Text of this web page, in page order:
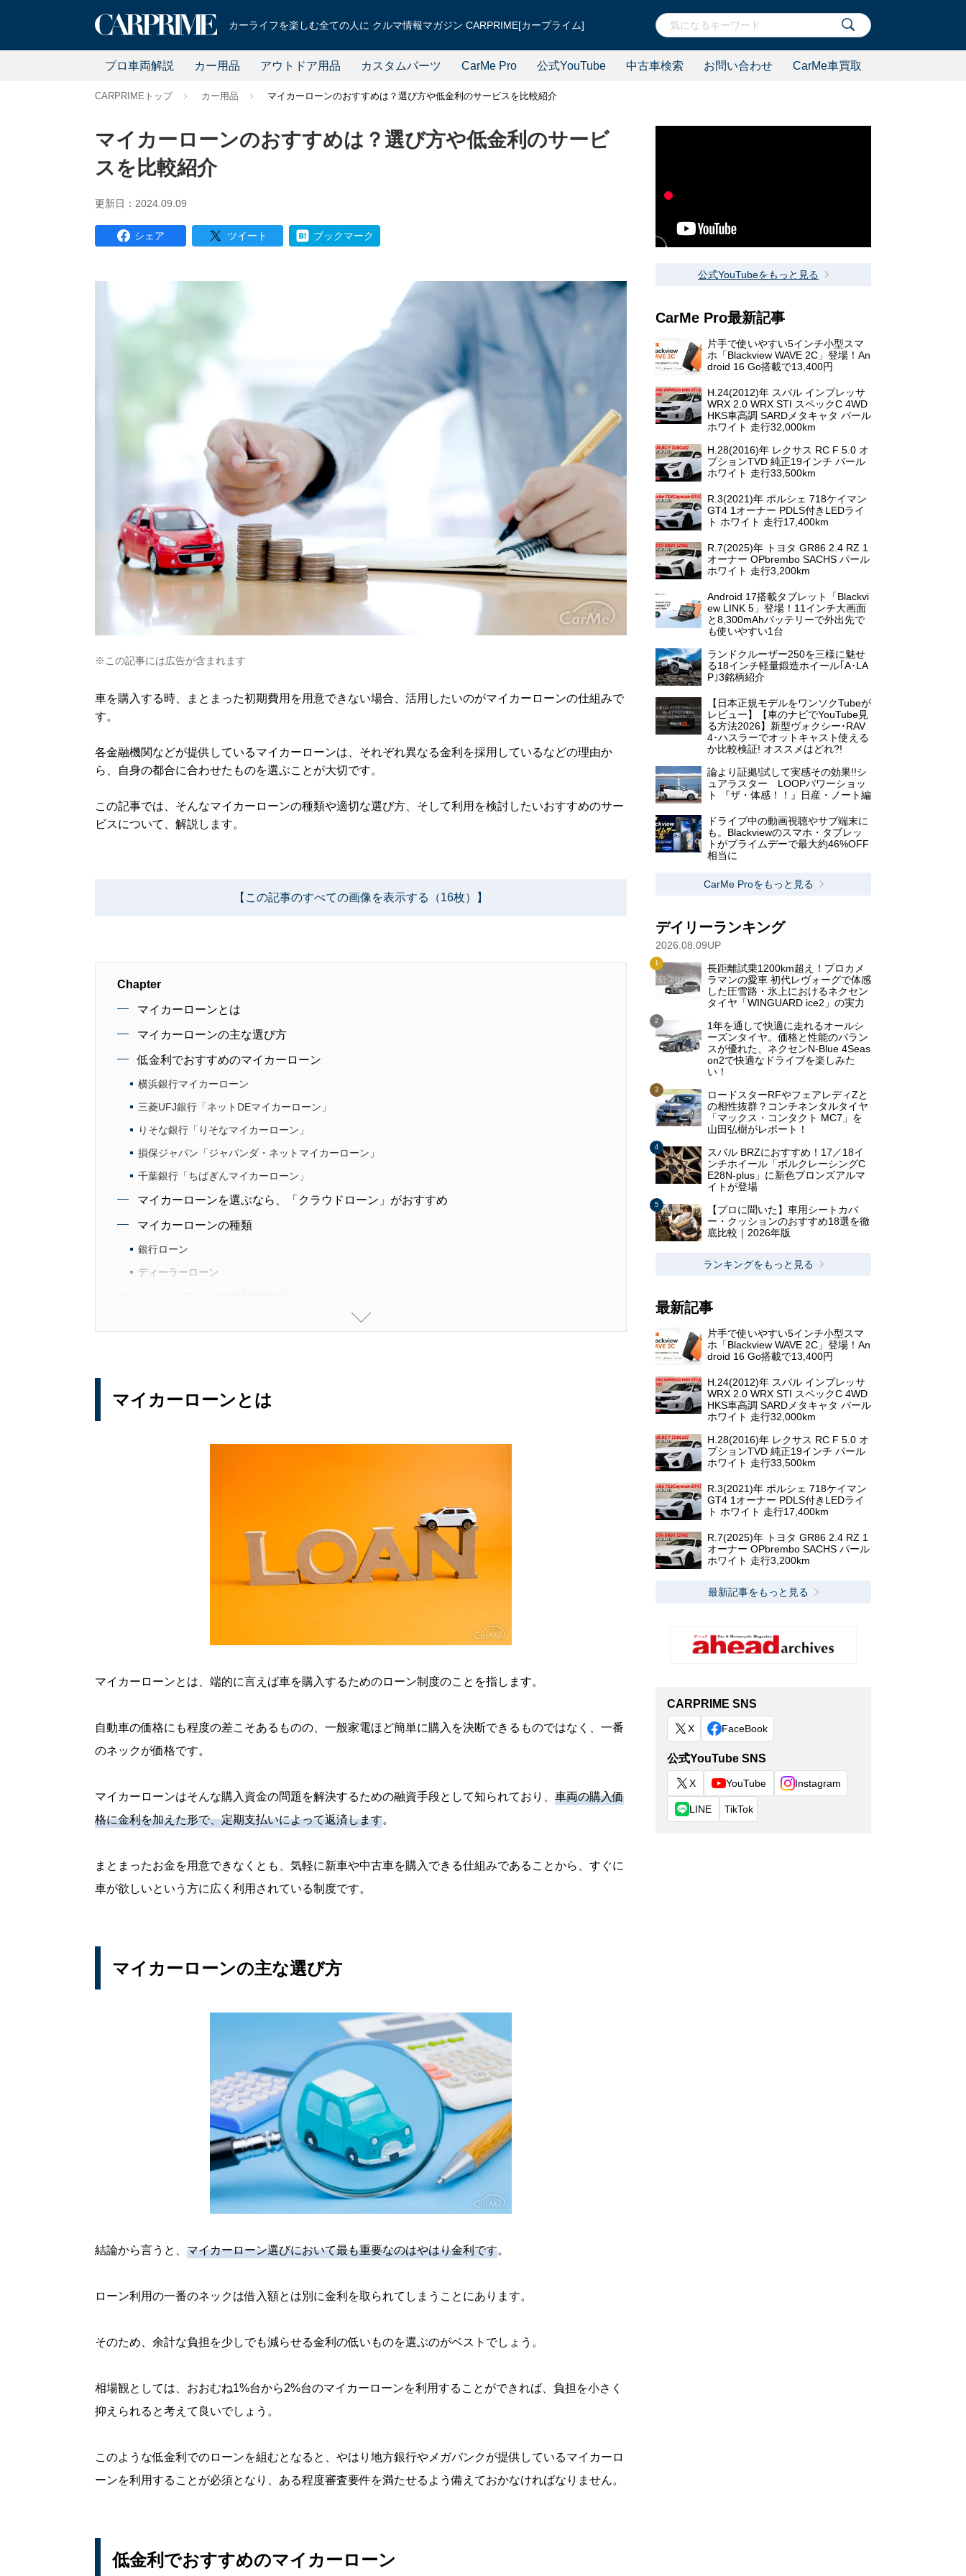
カーライフを楽しむ全ての人に クルマ情報マガジン CARPRIME[カープライム]
プロ車両解説 カー用品 アウトドア用品 カスタムパーツ CarMe Pro 公式YouTube 中古車検索 お問い合わせ CarMe車買取
CARPRIMEトップ カー用品 マイカーローンのおすすめは？選び方や低金利のサービスを比較紹介
マイカーローンのおすすめは？選び方や低金利のサービ
スを比較紹介
更新日：2024.09.09
シェア ツイート ブックマーク
※この記事には広告が含まれます
車を購入する時、まとまった初期費用を用意できない場合、活用したいのがマイカーローンの仕組みで
す。
各金融機関などが提供しているマイカーローンは、それぞれ異なる金利を採用しているなどの理由か
ら、自身の都合に合わせたものを選ぶことが大切です。
この記事では、そんなマイカーローンの種類や適切な選び方、そして利用を検討したいおすすめのサー
ビスについて、解説します。
【この記事のすべての画像を表示する（16枚）】
Chapter
マイカーローンとは
マイカーローンの主な選び方
低金利でおすすめのマイカーローン
横浜銀行マイカーローン
三菱UFJ銀行「ネットDEマイカーローン」
りそな銀行「りそなマイカーローン」
損保ジャパン「ジャパンダ・ネットマイカーローン」
千葉銀行「ちばぎんマイカーローン」
マイカーローンを選ぶなら、「クラウドローン」がおすすめ
マイカーローンの種類
銀行ローン
ディーラーローン
マイカーローン利用のメリット・デメリット
マイカーローンの負担を減らすためのポイント
マイカーローンとは
マイカーローンとは、端的に言えば車を購入するためのローン制度のことを指します。
自動車の価格にも程度の差こそあるものの、一般家電ほど簡単に購入を決断できるものではなく、一番
のネックが価格です。
マイカーローンはそんな購入資金の問題を解決するための融資手段として知られており、 車両の購入価
格に金利を加えた形で、定期支払いによって返済します。
まとまったお金を用意できなくとも、気軽に新車や中古車を購入できる仕組みであることから、すぐに
車が欲しいという方に広く利用されている制度です。
マイカーローンの主な選び方
結論から言うと、 マイカーローン選びにおいて最も重要なのはやはり金利です。
ローン利用の一番のネックは借入額とは別に金利を取られてしまうことにあります。
そのため、余計な負担を少しでも減らせる金利の低いものを選ぶのがベストでしょう。
相場観としては、おおむね1%台から2%台のマイカーローンを利用することができれば、負担を小さく
抑えられると考えて良いでしょう。
このような低金利でのローンを組むとなると、やはり地方銀行やメガバンクが提供しているマイカーロ
ーンを利用することが必須となり、ある程度審査要件を満たせるよう備えておかなければなりません。
低金利でおすすめのマイカーローン
公式YouTubeをもっと見る
CarMe Pro最新記事
片手で使いやすい5インチ小型スマ
ホ「Blackview WAVE 2C」登場！An
droid 16 Go搭載で13,400円
H.24(2012)年 スバル インプレッサ
WRX 2.0 WRX STI スペックC 4WD
HKS車高調 SARDメタキャタ パール
ホワイト 走行32,000km
H.28(2016)年 レクサス RC F 5.0 オ
プションTVD 純正19インチ パール
ホワイト 走行33,500km
R.3(2021)年 ポルシェ 718ケイマン
GT4 1オーナー PDLS付きLEDライ
ト ホワイト 走行17,400km
R.7(2025)年 トヨタ GR86 2.4 RZ 1
オーナー OPbrembo SACHS パール
ホワイト 走行3,200km
Android 17搭載タブレット「Blackvi
ew LINK 5」登場！11インチ大画面
と8,300mAhバッテリーで外出先で
も使いやすい1台
ランドクルーザー250を三様に魅せ
る18インチ軽量鍛造ホイール｢A･LA
P｣3銘柄紹介
【日本正規モデルをワンソクTubeが
レビュー】【車のナビでYouTube見
る方法2026】新型ヴォクシー･RAV
4･ハスラーでオットキャスト使える
か比較検証! オススメはどれ?!
論より証拠!試して実感その効果!!シ
ュアラスター LOOPパワーショッ
ト 『ザ・体感！！』日産・ノート編
ドライブ中の動画視聴やサブ端末に
も。Blackviewのスマホ・タブレッ
トがプライムデーで最大約46%OFF
相当に
CarMe Proをもっと見る
デイリーランキング
2026.08.09UP
長距離試乗1200km超え！プロカメ
ラマンの愛車 初代レヴォーグで体感
した圧雪路・氷上におけるネクセン
タイヤ「WINGUARD ice2」の実力
1年を通して快適に走れるオールシ
ーズンタイヤ。価格と性能のバラン
スが優れた、ネクセンN-Blue 4Seas
on2で快適なドライブを楽しみた
い！
ロードスターRFやフェアレディZと
の相性抜群？コンチネンタルタイヤ
「マックス・コンタクト MC7」を
山田弘樹がレポート！
スバル BRZにおすすめ！17／18イ
ンチホイール「ボルクレーシングC
E28N-plus」に新色ブロンズアルマ
イトが登場
【プロに聞いた】車用シートカバ
ー・クッションのおすすめ18選を徹
底比較｜2026年版
ランキングをもっと見る
最新記事
片手で使いやすい5インチ小型スマ
ホ「Blackview WAVE 2C」登場！An
droid 16 Go搭載で13,400円
H.24(2012)年 スバル インプレッサ
WRX 2.0 WRX STI スペックC 4WD
HKS車高調 SARDメタキャタ パール
ホワイト 走行32,000km
H.28(2016)年 レクサス RC F 5.0 オ
プションTVD 純正19インチ パール
ホワイト 走行33,500km
R.3(2021)年 ポルシェ 718ケイマン
GT4 1オーナー PDLS付きLEDライ
ト ホワイト 走行17,400km
R.7(2025)年 トヨタ GR86 2.4 RZ 1
オーナー OPbrembo SACHS パール
ホワイト 走行3,200km
最新記事をもっと見る
CARPRIME SNS
X FaceBook
公式YouTube SNS
X YouTube Instagram
LINE TikTok